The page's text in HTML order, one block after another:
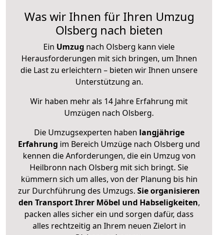
Was wir Ihnen für Ihren Umzug
Olsberg nach bieten
Ein Umzug nach Olsberg kann viele
Herausforderungen mit sich bringen, um Ihnen
die Last zu erleichtern – bieten wir Ihnen unsere
Unterstützung an.
Wir haben mehr als 14 Jahre Erfahrung mit
Umzügen nach Olsberg.
Die Umzugsexperten haben langjährige
Erfahrung im Bereich Umzüge nach Olsberg und
kennen die Anforderungen, die ein Umzug von
Heilbronn nach Olsberg mit sich bringt. Sie
kümmern sich um alles, von der Planung bis hin
zur Durchführung des Umzugs. Sie organisieren
den Transport Ihrer Möbel und Habseligkeiten,
packen alles sicher ein und sorgen dafür, dass
alles rechtzeitig an Ihrem neuen Zielort in